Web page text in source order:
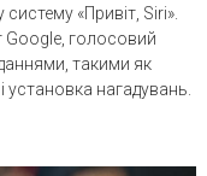
«Привіт, Siri».
Google, голосовий
такими як
установка нагадувань.